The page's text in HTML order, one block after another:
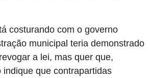
costurando com o governo
municipal teria demonstrado
a lei, mas quer que,
indique que contrapartidas